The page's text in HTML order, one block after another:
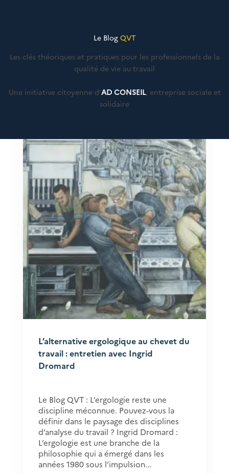
Le Blog QVT
Les clés théoriques et pratiques pour les professionnels de la
qualité de vie au travail
Une initiative citoyenne d'AD CONSEIL, entreprise sociale et
solidaire
L’alternative ergologique au chevet du
travail : entretien avec Ingrid
Dromard
Le Blog QVT : L’ergologie reste une
discipline méconnue. Pouvez-vous la
définir dans le paysage des disciplines
d’analyse du travail ? Ingrid Dromard :
L’ergologie est une branche de la
philosophie qui a émergé dans les
années 1980 sous l’impulsion...